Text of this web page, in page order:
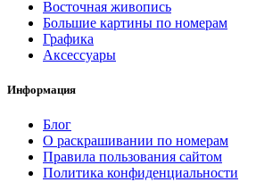
Восточная живопись
Большие картины по номерам
Графика
Аксессуары
Информация
Блог
О раскрашивании по номерам
Правила пользования сайтом
Политика конфиденциальности